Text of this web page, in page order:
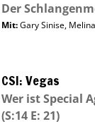
Der
Mit:Gary Sinise,
CSI: Vegas
Wer ist Special
(S:14 E: 21)